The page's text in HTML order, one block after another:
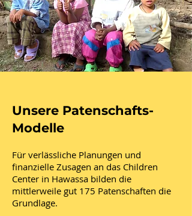
Unsere Patenschafts-
Modelle
Für verlässliche Planungen und
finanzielle Zusagen an das Children
Center in Hawassa bilden die
mittlerweile gut 175 Patenschaften die
Grundlage.